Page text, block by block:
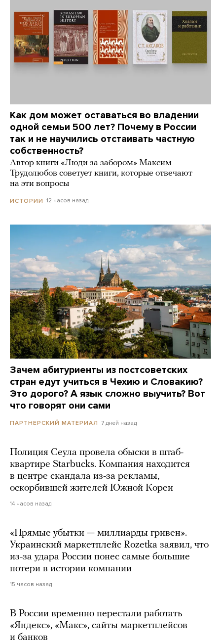
Как дом может оставаться во владении
одной семьи 500 лет? Почему в России
так и не научились отстаивать частную
собственность?
Автор книги «Люди за забором» Максим
Трудолюбов советует книги, которые отвечают
на эти вопросы
ИСТОРИИ 12 часов назад
Зачем абитуриенты из постсоветских
стран едут учиться в Чехию и Словакию?
Это дорого? А язык сложно выучить? Вот
что говорят они сами
ПАРТНЕРСКИЙ МАТЕРИАЛ 7 дней назад
Полиция Сеула провела обыски в штаб-
квартире Starbucks. Компания находится
в центре скандала из-за рекламы,
оскорбившей жителей Южной Кореи
14 часов назад
«Прямые убытки — миллиарды гривен».
Украинский маркетплейс Rozetka заявил, что
из-за удара России понес самые большие
потери в истории компании
15 часов назад
В России временно перестали работать
«Яндекс», «Макс», сайты маркетплейсов
и банков